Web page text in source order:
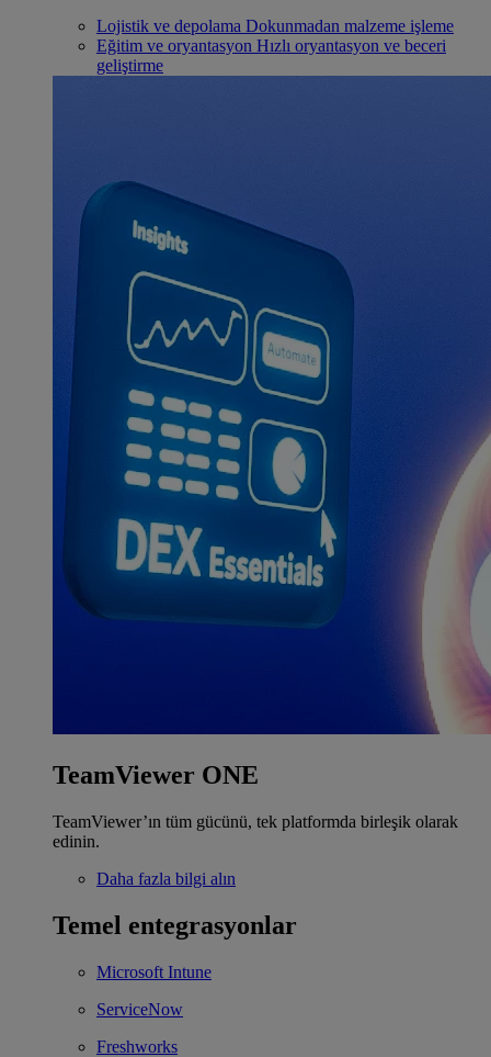
Lojistik ve depolama Dokunmadan malzeme işleme
Eğitim ve oryantasyon Hızlı oryantasyon ve beceri
geliştirme
TeamViewer ONE
TeamViewer’ın tüm gücünü, tek platformda birleşik olarak
edinin.
Daha fazla bilgi alın
Temel entegrasyonlar
Microsoft Intune
ServiceNow
Freshworks